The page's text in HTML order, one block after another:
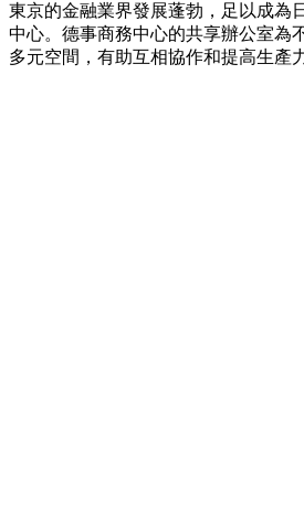
東京的金融業界發展蓬勃，足以成為
中心。德事商務中心的共享辦公室為
多元空間，有助互相協作和提高生產力